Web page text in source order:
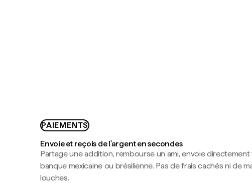
PAIEMENTS
Envoie et reçois de l'argent en secondes
Partage une addition, rembourse un ami, envoie directement
banque mexicaine ou brésilienne. Pas de frais cachés ni de
louches.